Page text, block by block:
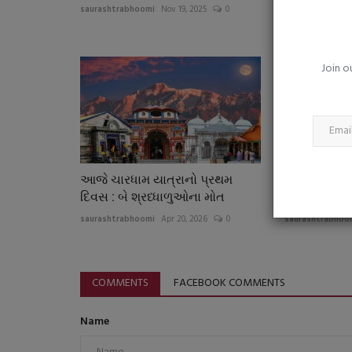
Join
saurashtrabhoomi Nov 19, 2025 0
આજે ચારધામ યાત્રાનો પ્રથમ
દિવસ : બે શ્રધ્ધાળુઓના મોત
saurashtrabhoomi Apr 20, 2026 0
COMMENTS FACEBOOK COMMENTS
Name
વૈભવ સૂર્યવંશી તેની વિસ્ફોટક
saurashtrabhoomi Dec 9, 2025
ભારતીય સ્પોટ્સ ખેલાડી તરીકે વિરાટ કોહલીથી લઈને
બધા ખેલાડીઓને પાછળ...